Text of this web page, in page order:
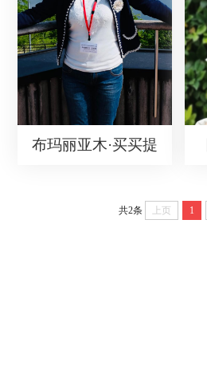
布玛丽亚木·买买提
共2条 上页 1